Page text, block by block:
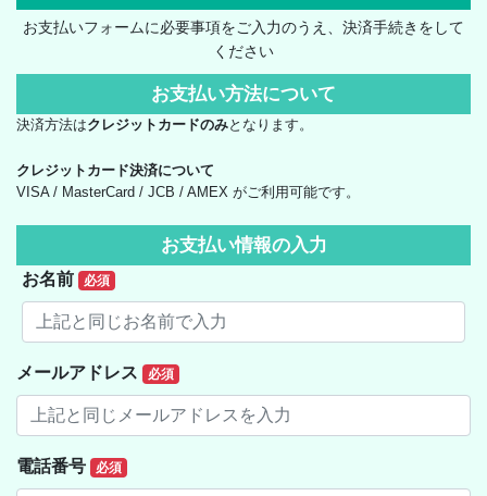
お支払いフォームに必要事項をご入力のうえ、決済手続きをして
ください
お支払い方法について
決済方法はクレジットカードのみとなります。
クレジットカード決済について
VISA / MasterCard / JCB / AMEX がご利用可能です。
お支払い情報の入力
お名前 必須
メールアドレス 必須
電話番号 必須